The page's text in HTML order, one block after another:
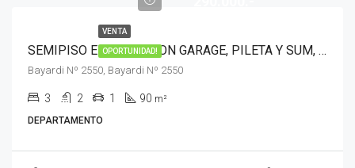
VENTA
OPORTUNIDAD! SEMIPISO EN VENTA CON GARAGE, PILETA Y SUM, CASTELAR
Bayardi Nº 2550, Bayardi Nº 2550
3 2 1 90 m²
DEPARTAMENTO